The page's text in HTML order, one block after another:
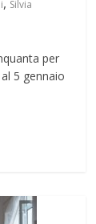
Silvia
per
5 gennaio